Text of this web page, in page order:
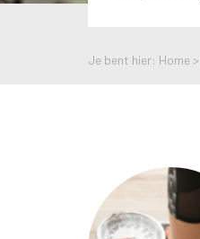
Je bent hier: Home >